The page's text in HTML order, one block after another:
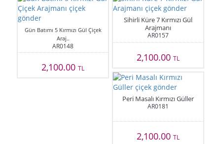
Gün Batımı 5 Kırmızı Gül Çiçek
Araj..
AR0148
2,100.00TL
Sihirli Küre 7 Kırmızı Gül
Arajmanı
AR0157
2,100.00 TL
Peri Masalı Kırmızı Güller
AR0181
2,100.00 TL